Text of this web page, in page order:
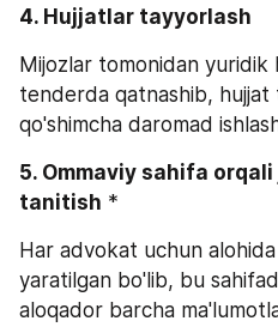
4. Hujjatlar tayyorlash
Mijozlar tomonidan
tenderda qatnashib, hujjat
qo'shimcha daromad
5. Ommaviy sahifa
tanitish *
Har advokat uchun
yaratilgan bo'lib, bu
aloqador barcha